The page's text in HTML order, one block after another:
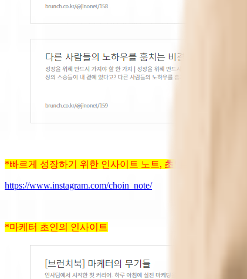
*빠르게 성장하기 위한 인사이트 노트, 초인노트 인스타그램
https://www.instagram.com/choin_note/
*마케터 초인의 인사이트